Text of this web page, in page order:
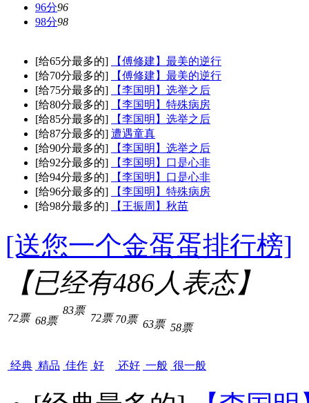
96分96
98分98
[给65分最多的]
【傅修建】最美的逆行
[给70分最多的]
【傅修建】最美的逆行
[给75分最多的]
【李国明】选举之后
[给80分最多的]
【李国明】特殊病房
[给85分最多的]
【李国明】选举之后
[给87分最多的] 遭遇童真
[给90分最多的]
【李国明】选举之后
[给92分最多的]
【李国明】口是心非
[给94分最多的]
【李国明】口是心非
[给96分最多的]
【李国明】特殊病房
[给98分最多的]
【王振周】秋苗
[送您一个金蛋蛋排行榜]
【已经有486人表态】
72票
经典
68票
精品
83票
佳作
72票
好
70票
还好
63票
一般
58票
很一般